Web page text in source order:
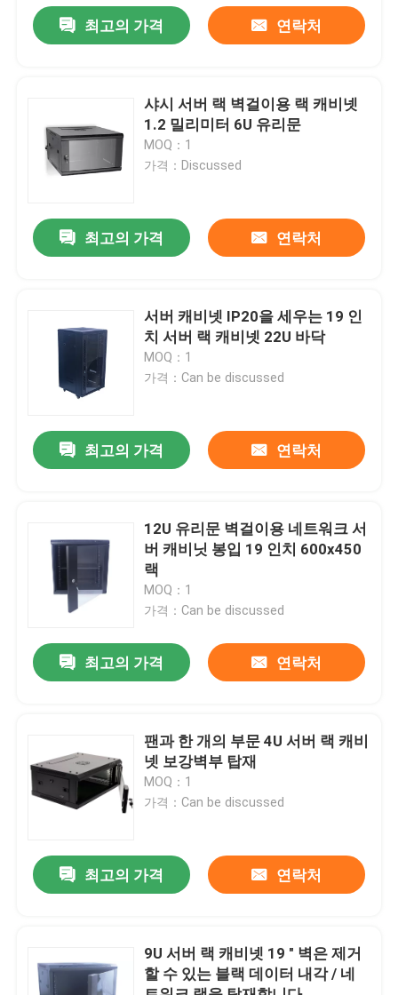
회사 소개
접촉
제품 소개
광섬유 패치 패널 및 장치
섬유 패치 케이블
MPO MTP 플러그반
광섬유 단자함
최고의 가격 연락처
샤시 서버 랙 벽걸이용 랙 캐비넷
1.2 밀리미터 6U 유리문
MOQ：1
가격：Discussed
최고의 가격 연락처
서버 캐비넷 IP20을 세우는 19 인
치 서버 랙 캐비넷 22U 바닥
MOQ：1
가격：Can be discussed
최고의 가격 연락처
12U 유리문 벽걸이용 네트워크 서
버 캐비닛 봉입 19 인치 600x450
랙
MOQ：1
가격：Can be discussed
최고의 가격 연락처
팬과 한 개의 부문 4U 서버 랙 캐비
넷 보강벽부 탑재
MOQ：1
가격：Can be discussed
최고의 가격 연락처
9U 서버 랙 캐비넷 19 " 벽은 제거
할 수 있는 블랙 데이터 내각 / 네